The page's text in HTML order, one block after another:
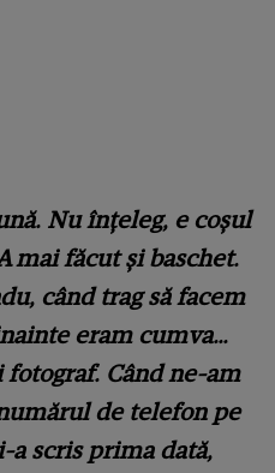
Nu înțeleg, e coșul
mai făcut și baschet.
când trag să facem
eram cumva…
fotograf. Când ne-am
de telefon pe
a scris prima dată,